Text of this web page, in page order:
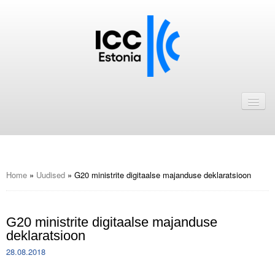
ICC Eesti liikmebaas
Astu ICC Eesti liikmeks!
Kalender
Home » Uudised » G20 ministrite digitaalse majanduse deklaratsioon
G20 ministrite digitaalse majanduse
deklaratsioon
28.08.2018